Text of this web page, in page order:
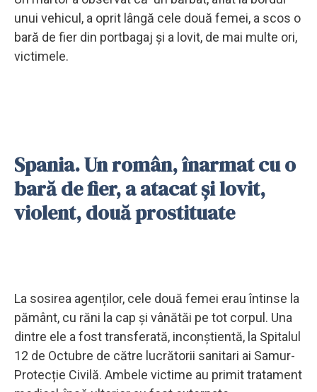
unui vehicul, a oprit lângă cele două femei, a scos o
bară de fier din portbagaj și a lovit, de mai multe ori,
victimele.
Spania. Un român, înarmat cu o
bară de fier, a atacat și lovit,
violent, două prostituate
La sosirea agenților, cele două femei erau întinse la
pământ, cu răni la cap și vânătăi pe tot corpul. Una
dintre ele a fost transferată, inconștientă, la Spitalul
12 de Octubre de către lucrătorii sanitari ai Samur-
Protecție Civilă. Ambele victime au primit tratament